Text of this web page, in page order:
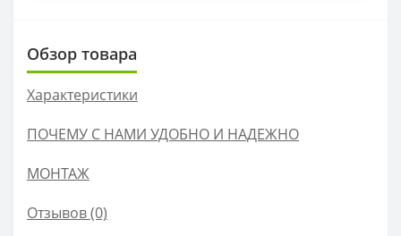
Обзор товара
Характеристики
ПОЧЕМУ С НАМИ УДОБНО И НАДЕЖНО
МОНТАЖ
Отзывов (0)